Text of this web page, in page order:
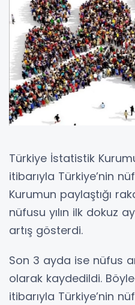
Türkiye İstatistik
itibarıyla Türkiye’nin
Kurumun paylaştığı
nüfusu yılın ilk dokuz
artış gösterdi.
Son 3 ayda ise nüfus
olarak kaydedildi.
itibarıyla Türkiye’nin